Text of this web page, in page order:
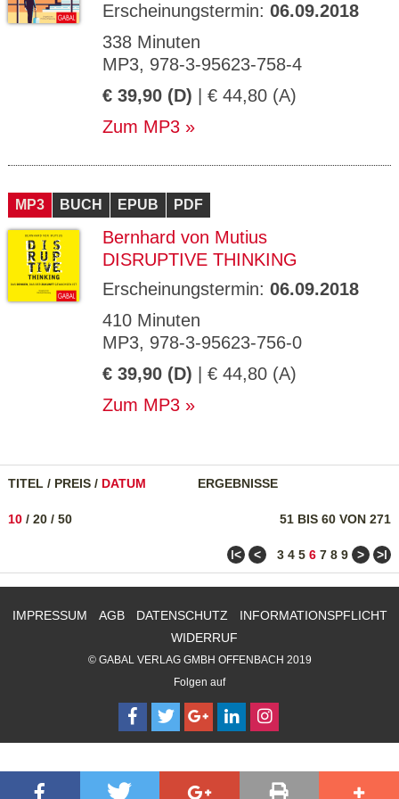
Erscheinungstermin: 06.09.2018
338 Minuten
MP3, 978-3-95623-758-4
€ 39,90 (D) | € 44,80 (A)
Zum MP3
MP3 BUCH EPUB PDF
Bernhard von Mutius
DISRUPTIVE THINKING
Erscheinungstermin: 06.09.2018
410 Minuten
MP3, 978-3-95623-756-0
€ 39,90 (D) | € 44,80 (A)
Zum MP3
TITEL / PREIS / DATUM ERGEBNISSE
51 BIS 60 VON 271
10 / 20 / 50
ǀ< < 3 4 5 6 7 8 9 > >ǀ
IMPRESSUM AGB DATENSCHUTZ
INFORMATIONSPFLICHT
WIDERRUF
© GABAL VERLAG GMBH OFFENBACH 2019
Folgen auf